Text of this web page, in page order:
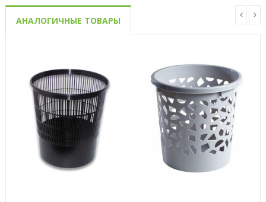
АНАЛОГИЧНЫЕ ТОВАРЫ